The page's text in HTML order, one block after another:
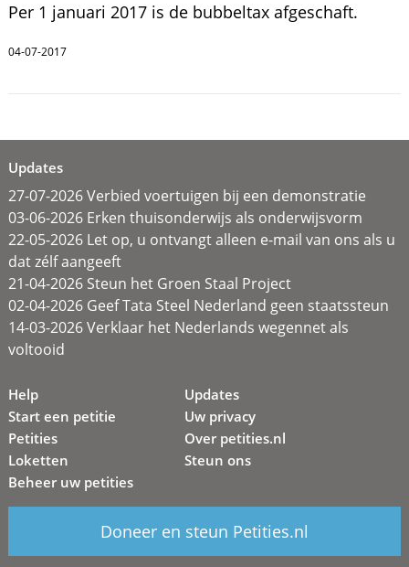
Per 1 januari 2017 is de bubbeltax afgeschaft.
04-07-2017
Updates
27-07-2026 Verbied voertuigen bij een demonstratie
03-06-2026 Erken thuisonderwijs als onderwijsvorm
22-05-2026 Let op, u ontvangt alleen e-mail van ons als u
dat zélf aangeeft
21-04-2026 Steun het Groen Staal Project
02-04-2026 Geef Tata Steel Nederland geen staatssteun
14-03-2026 Verklaar het Nederlands wegennet als
voltooid
Help
Start een petitie
Petities
Loketten
Beheer uw petities
Updates
Uw privacy
Over petities.nl
Steun ons
Doneer en steun Petities.nl